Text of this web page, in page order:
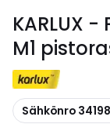
KARLUX
M1
Kopioi
Sähkönro